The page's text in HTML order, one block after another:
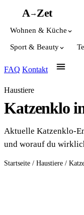
A→Zet
Wohnen & Küche
Sport & Beauty
FAQ Kontakt
Haustiere
Katzenklo
Aktuelle Katzenklo-
und worauf du
Startseite / Haustiere /